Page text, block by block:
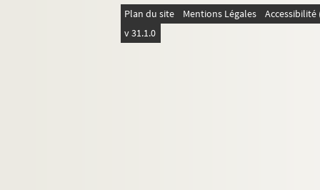
Plan du site Mentions Légales
v 31.1.0